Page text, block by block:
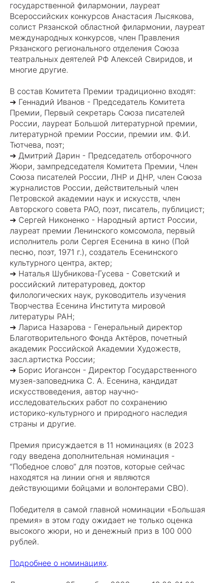
государственной филармонии, лауреат
Всероссийских конкурсов Анастасия Лысякова,
солист Рязанской областной филармонии, лауреат
международных конкурсов, член Правления
Рязанского регионального отделения Союза
театральных деятелей РФ Алексей Свиридов, и
многие другие.
В состав Комитета Премии традиционно входят:
➔ Геннадий Иванов - Председатель Комитета
Премии, Первый секретарь Союза писателей
России, лауреат Большой литературной премии,
литературной премии России, премии им. Ф.И.
Тютчева, поэт;
➔ Дмитрий Дарин - Председатель отборочного
Жюри, зампредседателя Комитета Премии, Член
Союза писателей России, ЛНР и ДНР, член Союза
журналистов России, действительный член
Петровской академии наук и искусств, член
Авторского совета РАО, поэт, писатель, публицист;
➔ Сергей Никоненко - Народный артист России,
лауреат премии Ленинского комсомола, первый
исполнитель роли Сергея Есенина в кино (Пой
песню, поэт, 1971 г.), создатель Есенинского
культурного центра, актер;
➔ Наталья Шубникова-Гусева - Советский и
российский литературовед, доктор
филологических наук, руководитель изучения
Творчества Есенина Института мировой
литературы РАН;
➔ Лариса Назарова - Генеральный директор
Благотворительного Фонда Актёров, почетный
академик Российской Академии Художеств,
засл.артистка России;
➔ Борис Иогансон - Директор Государственного
музея-заповедника С. А. Есенина, кандидат
искусствоведения, автор научно-
исследовательских работ по сохранению
историко-культурного и природного наследия
страны и другие.
Премия присуждается в 11 номинациях (в 2023
году введена дополнительная номинация -
“Победное слово” для поэтов, которые сейчас
находятся на линии огня и являются
действующими бойцами и волонтерами СВО).
Победителя в самой главной номинации «Большая
премия» в этом году ожидает не только оценка
высокого жюри, но и денежный приз в 100 000
рублей.
Подробнее о номинациях.